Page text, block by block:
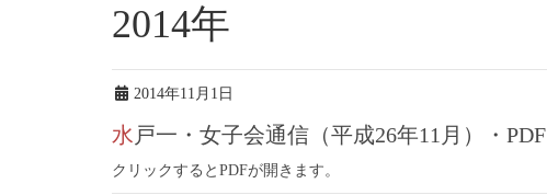
2014年
2014年11月1日
水戸一・女子会通信（平成26年11月）・PDF
クリックするとPDFが開きます。